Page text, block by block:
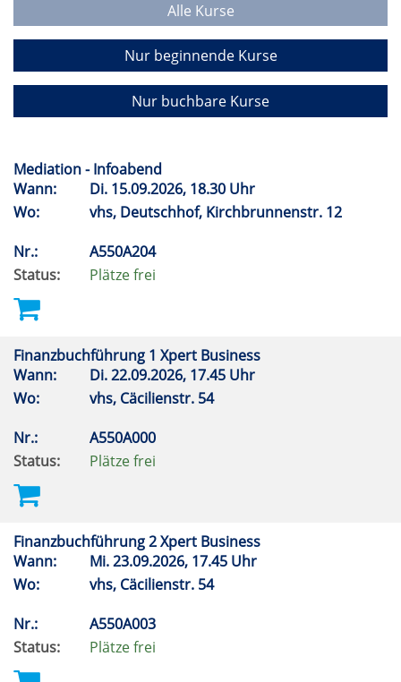
Alle Kurse
Nur beginnende Kurse
Nur buchbare Kurse
Mediation - Infoabend
Wann:
Di. 15.09.2026, 18.30 Uhr
Wo:
vhs, Deutschhof, Kirchbrunnenstr. 12
Nr.:
A550A204
Status:
Plätze frei
Finanzbuchführung 1 Xpert Business
Wann:
Di.22.09.2026, 17.45 Uhr
Wo:
vhs, Cäcilienstr. 54
Nr.:
A550A000
Status:
Plätze frei
Finanzbuchführung 2 Xpert Business
Wann:
Mi.23.09.2026, 17.45 Uhr
Wo:
vhs, Cäcilienstr. 54
Nr.:
A550A003
Status:
Plätze frei